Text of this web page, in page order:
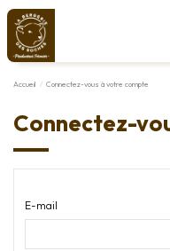
Accueil Connectez-vous à votre compte
Connectez-
E-mail